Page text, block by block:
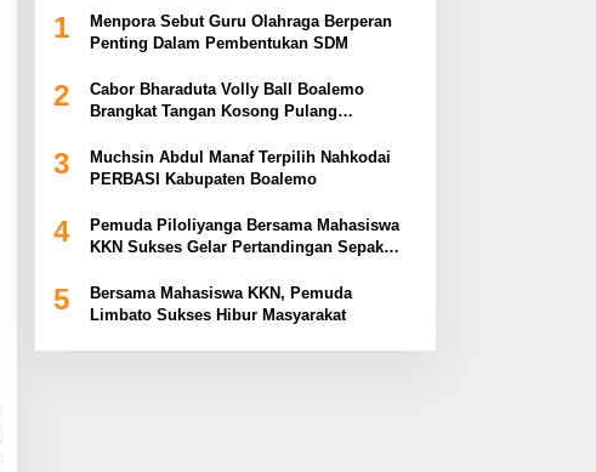
1
Menpora Sebut Guru Olahraga Berperan
Penting Dalam Pembentukan SDM
2
Cabor Bharaduta Volly Ball Boalemo
Brangkat Tangan Kosong Pulang
3
Muchsin Abdul Manaf Terpilih Nahkodai
PERBASI Kabupaten Boalemo
4
Pemuda Piloliyanga Bersama Mahasiswa
KKN Sukses Gelar Pertandingan Sepak
5
Bersama Mahasiswa KKN, Pemuda
Limbato Sukses Hibur Masyarakat